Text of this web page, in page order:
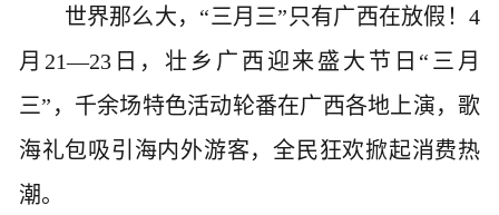
世界那么大，“三月三”只有广西在放假！4
月21—23日，壮乡广西迎来盛大节日“三月
三”，千余场特色活动轮番在广西各地上演，歌
海礼包吸引海内外游客，全民狂欢掀起消费热
潮。